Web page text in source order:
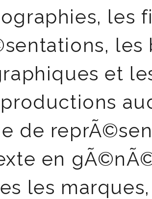
les
et
de
en
les